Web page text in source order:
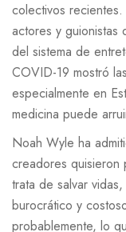
colectivos
actores y
del sistema de
COVID-19 mostró
especialmente en
medicina puede
Noah Wyle ha
creadores quisieron
trata de salvar
burocrático y
probablemente, lo